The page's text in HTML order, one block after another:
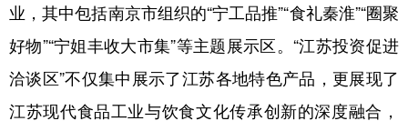
业，其中包括南京市组织的“宁工品推”“食礼秦淮”“圈聚
好物”“宁姐丰收大市集”等主题展示区。“江苏投资促进
洽谈区”不仅集中展示了江苏各地特色产品，更展现了
江苏现代食品工业与饮食文化传承创新的深度融合，